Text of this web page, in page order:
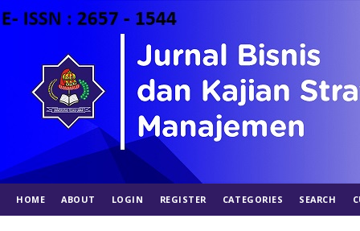
HOME ABOUT LOGIN REGISTER CATEGORIES SEARCH